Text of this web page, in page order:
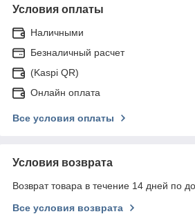
Условия оплаты
Наличными
Безналичный расчет
(Kaspi QR)
Онлайн оплата
Все условия оплаты
Условия возврата
Возврат товара в течение 14 дней по
Все условия возврата